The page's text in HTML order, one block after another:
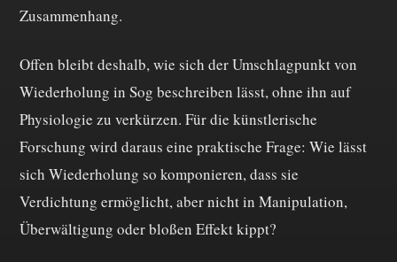
Zusammenhang.
Offen bleibt deshalb, wie sich der Umschlagpunkt von
Wiederholung in Sog beschreiben lässt, ohne ihn auf
Physiologie zu verkürzen. Für die künstlerische
Forschung wird daraus eine praktische Frage: Wie lässt
sich Wiederholung so komponieren, dass sie
Verdichtung ermöglicht, aber nicht in Manipulation,
Überwältigung oder bloßen Effekt kippt?